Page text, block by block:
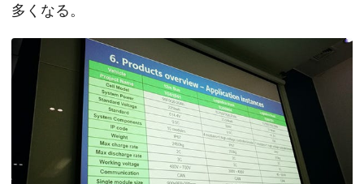
多くなる。